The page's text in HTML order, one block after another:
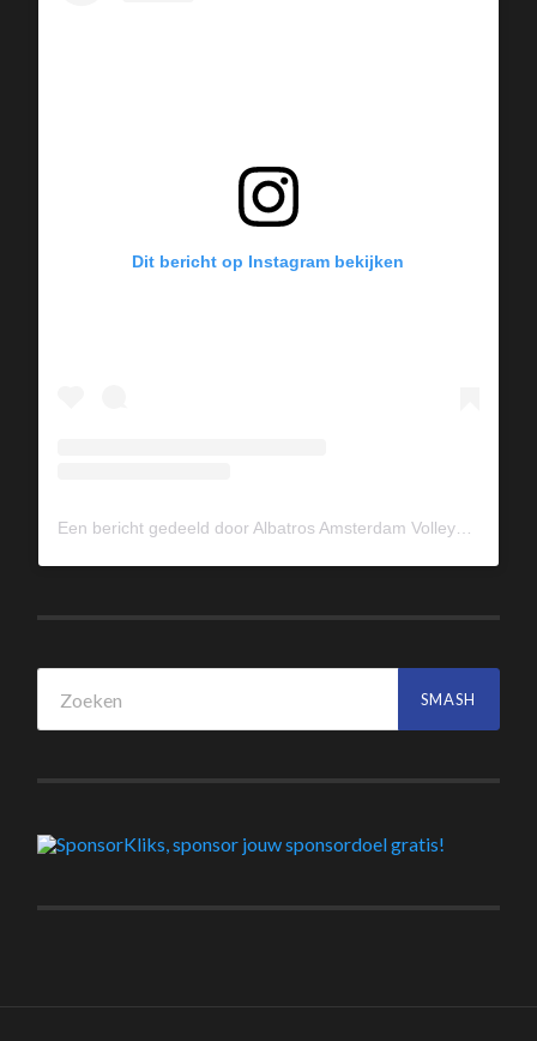
Dit bericht op Instagram bekijken
Een bericht gedeeld door Albatros Amsterdam Volleybal (@albavolley)